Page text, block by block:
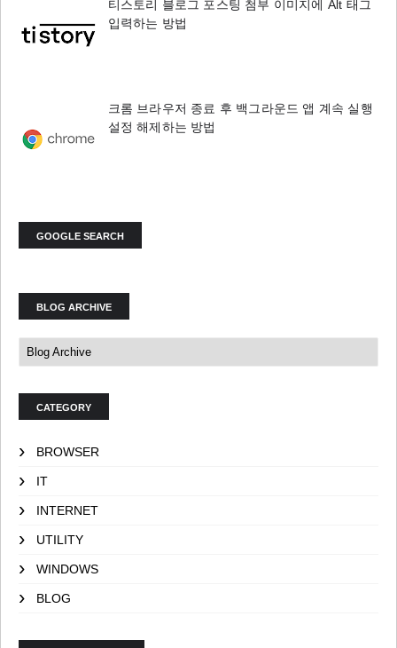
티스토리 블로그 포스팅 첨부 이미지에 Alt 태그
입력하는 방법
크롬 브라우저 종료 후 백그라운드 앱 계속 실행
설정 해제하는 방법
GOOGLE SEARCH
BLOG ARCHIVE
CATEGORY
BROWSER
IT
INTERNET
UTILITY
WINDOWS
BLOG